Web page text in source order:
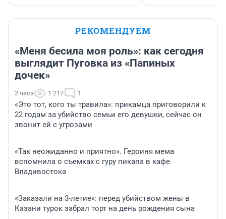
РЕКОМЕНДУЕМ
«Меня бесила моя роль»: как сегодня
выглядит Пуговка из «Папиных
дочек»
2 часа 1 217 1
«Это тот, кого ты травила»: прикамца приговорили к
22 годам за убийство семьи его девушки, сейчас он
звонит ей с угрозами
«Так неожиданно и приятно». Героиня мема
вспомнила о съемках с гуру пикапа в кафе
Владивостока
«Заказали на 3-летие»: перед убийством жены в
Казани турок забрал торт на день рождения сына